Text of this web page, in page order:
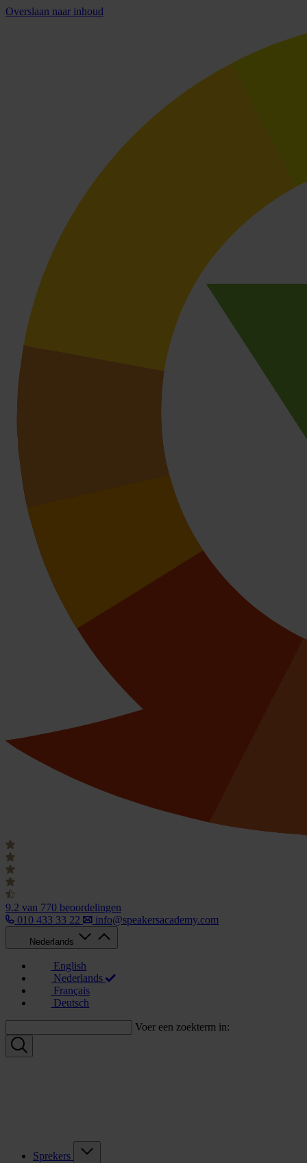
Overslaan naar inhoud
9.2 van 770 beoordelingen
010 433 33 22
info@speakersacademy.com
Nederlands
English
Nederlands
Français
Deutsch
Voer een zoekterm in:
Sprekers